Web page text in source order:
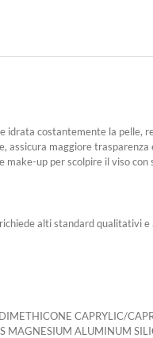
idrata costantemente la pelle,
maggiore
up per scolpire il viso
alti standard qualitativi
CAPRYLIC/
MAGNESIUM ALUMINUM